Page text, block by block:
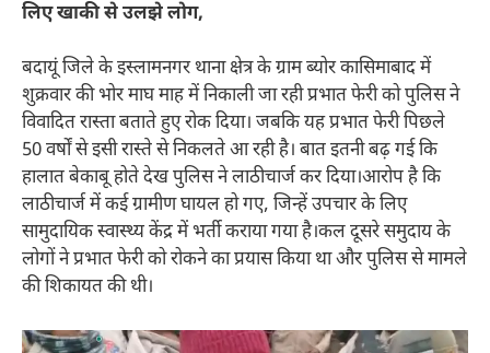
लिए खाकी से उलझे लोग,
बदायूं जिले के इस्लामनगर थाना क्षेत्र के ग्राम ब्योर कासिमाबाद में
शुक्रवार की भोर माघ माह में निकाली जा रही प्रभात फेरी को पुलिस ने
विवादित रास्ता बताते हुए रोक दिया। जबकि यह प्रभात फेरी पिछले
50 वर्षों से इसी रास्ते से निकलते आ रही है। बात इतनी बढ़ गई कि
हालात बेकाबू होते देख पुलिस ने लाठीचार्ज कर दिया।आरोप है कि
लाठीचार्ज में कई ग्रामीण घायल हो गए, जिन्हें उपचार के लिए
सामुदायिक स्वास्थ्य केंद्र में भर्ती कराया गया है।कल दूसरे समुदाय के
लोगों ने प्रभात फेरी को रोकने का प्रयास किया था और पुलिस से मामले
की शिकायत की थी।